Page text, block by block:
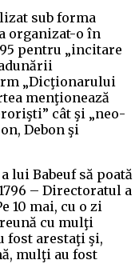
sub forma
organizat-o în
pentru „incitare
„Dicţionarului
menţionează
cât şi „neo-
Debon şi
lui Babeuf să poată
– Directoratul a
10 mai, cu o zi
cu mulţi
fost arestaţi şi,
mulţi au fost